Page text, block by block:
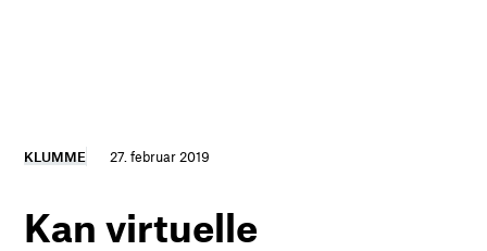
KLUMME 27. februar 2019
Kan virtuelle